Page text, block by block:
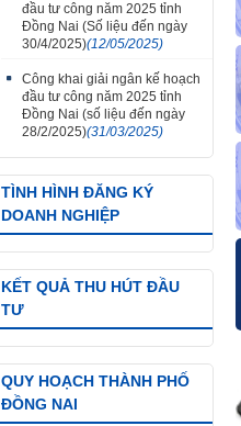
đầu tư công năm 2025 tỉnh
Đồng Nai (Số liệu đến ngày
30/4/2025)(12/05/2025)
Công khai giải ngân kế hoạch
đầu tư công năm 2025 tỉnh
Đồng Nai (số liệu đến ngày
28/2/2025)(31/03/2025)
TÌNH HÌNH ĐĂNG KÝ
DOANH NGHIỆP
KẾT QUẢ THU HÚT ĐẦU
TƯ
QUY HOẠCH THÀNH PHỐ
ĐỒNG NAI